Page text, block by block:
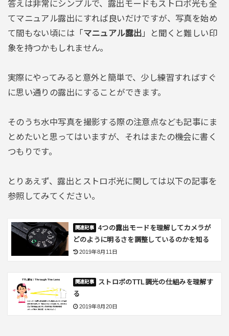
答えは非常にシンプルで、露出モードもストロボ光も全
てマニュアル露出にすれば良いだけですが、写真を始め
て間もない頃には「 マニュアル露出 」と聞くと難しい印
象を持つかもしれません。
実際にやってみると意外と簡単で、少し練習すればすぐ
に思い通りの露出にすることができます。
そのうち水中写真を撮影する際の注意点なども記事にま
とめたいと思ってはいますが、それはまたの機会に書く
つもりです。
とりあえず、露出とストロボ光に関しては以下の記事を
参照してみてください。
4つの露出モードを理解してカメラが
どのように明るさを調整しているのかを知る
2019年8月11日
ストロボのTTL調光の仕組みを理解す
る
2019年8月20日